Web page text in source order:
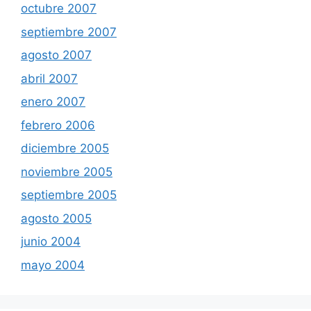
octubre 2007
septiembre 2007
agosto 2007
abril 2007
enero 2007
febrero 2006
diciembre 2005
noviembre 2005
septiembre 2005
agosto 2005
junio 2004
mayo 2004